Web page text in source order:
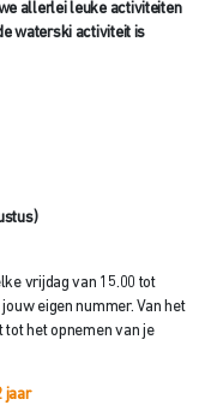
allerlei leuke activiteiten
waterski activiteit is
vrijdag van 15.00 tot
eigen nummer. Van het
het opnemen van je
jaar